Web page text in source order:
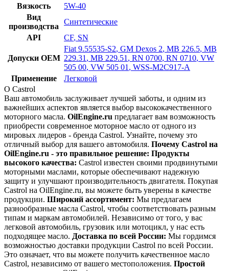
Вязкость
5W-40
Вид
производства
Синтетические
API
CF, SN
Допуски OEM
Fiat 9.55535-S2, GM Dexos 2, MB 226.5, MB
229.31 , MB 229.51 , RN 0700, RN 0710, VW
505 00, VW 505 01 , WSS-M2C917-A
Применение
Легковой
О Castrol
Ваш автомобиль заслуживает лучшей заботы, и одним из
важнейших аспектов является выбор высококачественного
моторного масла. OilEngine.ru предлагает вам возможность
приобрести современное моторное масло от одного из
мировых лидеров - бренда Castrol. Узнайте, почему это
отличный выбор для вашего автомобиля. Почему Castrol на
OilEngine.ru - это правильное решение: Продукты
высокого качества: Castrol известен своими продвинутыми
моторными маслами, которые обеспечивают надежную
защиту и улучшают производительность двигателя. Покупая
Castrol на OilEngine.ru, вы можете быть уверены в качестве
продукции. Широкий ассортимент: Мы предлагаем
разнообразные масла Castrol, чтобы соответствовать разным
типам и маркам автомобилей. Независимо от того, у вас
легковой автомобиль, грузовик или мотоцикл, у нас есть
подходящее масло. Доставка по всей России: Мы гордимся
возможностью доставки продукции Castrol по всей России.
Это означает, что вы можете получить качественное масло
Castrol, независимо от вашего местоположения. Простой